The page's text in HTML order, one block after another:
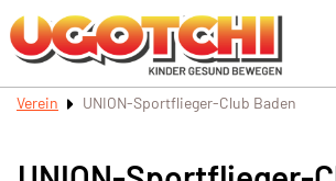
Verein UNION-Sportflieger-Club Baden